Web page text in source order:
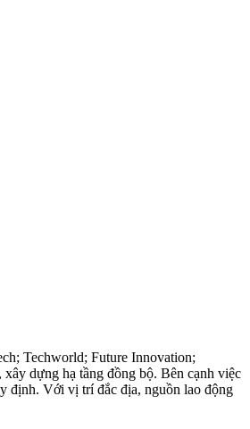
Techworld; Future Innovation;
dựng hạ tầng đồng bộ. Bên cạnh việc
định. Với vị trí đắc địa, nguồn lao động